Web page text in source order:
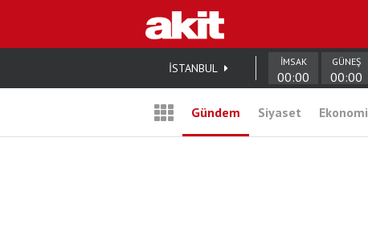
İSTANBUL İMSAK
00:00
GÜNEŞ
00:00
Gündem Siyaset Ekonomi